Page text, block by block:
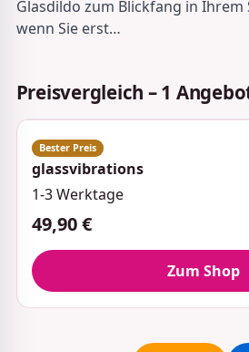
Glasdildo zum Blickfang in Ihrem
wenn Sie erst…
Preisvergleich – 1
glassvibrations
1-3 Werktage
49,90 €
Zum Shop